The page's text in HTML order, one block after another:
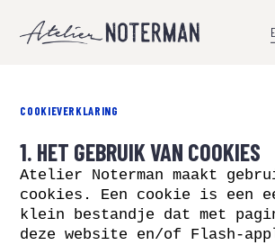
COOKIEVERKLARING
1. HET GEBRUIK VAN COOKIES
Atelier Noterman maakt
cookies. Een cookie is een
klein bestandje dat met
deze website en/of Flash-